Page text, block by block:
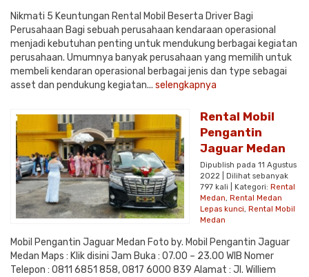
Nikmati 5 Keuntungan Rental Mobil Beserta Driver Bagi
Perusahaan Bagi sebuah perusahaan kendaraan operasional
menjadi kebutuhan penting untuk mendukung berbagai kegiatan
perusahaan. Umumnya banyak perusahaan yang memilih untuk
membeli kendaran operasional berbagai jenis dan type sebagai
asset dan pendukung kegiatan... selengkapnya
Rental Mobil
Pengantin
Jaguar Medan
Dipublish pada 11 Agustus
2022 | Dilihat sebanyak
797 kali | Kategori: Rental
Medan, Rental Medan
Lepas kunci, Rental Mobil
Medan
Mobil Pengantin Jaguar Medan Foto by. Mobil Pengantin Jaguar
Medan Maps : Klik disini Jam Buka : 07.00 – 23.00 WIB Nomer
Telepon : 0811 6851 858, 0817 6000 839 Alamat : Jl. Williem